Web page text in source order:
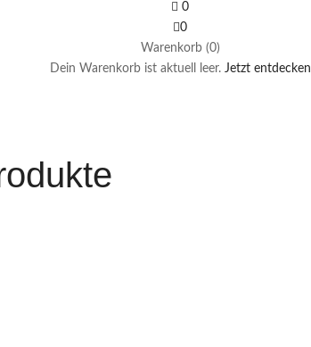
0
0
Warenkorb (0)
Dein Warenkorb ist aktuell leer. Jetzt entdecken